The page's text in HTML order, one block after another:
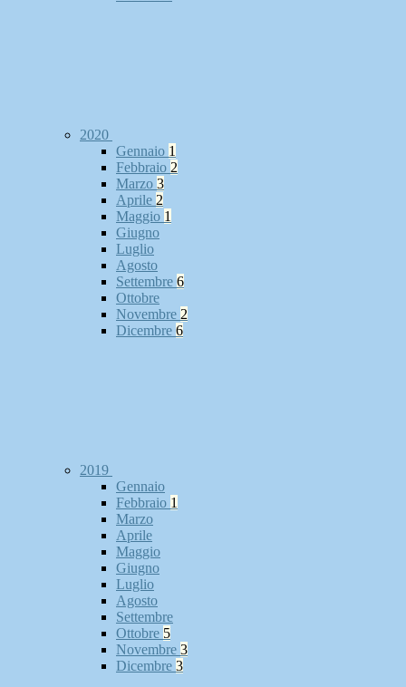
2020
Gennaio 1
Febbraio 2
Marzo 3
Aprile 2
Maggio 1
Giugno
Luglio
Agosto
Settembre 6
Ottobre
Novembre 2
Dicembre 6
2019
Gennaio
Febbraio 1
Marzo
Aprile
Maggio
Giugno
Luglio
Agosto
Settembre
Ottobre 5
Novembre 3
Dicembre 3